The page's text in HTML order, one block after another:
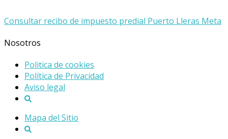
Consultar recibo de impuesto predial Puerto Lleras Meta
Nosotros
Politica de cookies
Política de Privacidad
Aviso legal
Mapa del Sitio